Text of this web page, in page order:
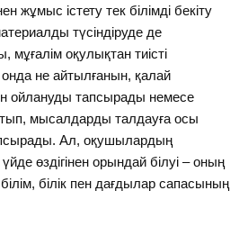
жұмыс істету тек білімді бекіту
түсіндіруде де
оқулықтан тиісті
не айтылғанын, қалай
ойлануды тапсырады немесе
мысалдарды талдауға осы
Ал, оқушылардың
өздігінен орындай білуі – оның
білік пен дағдылар сапасының